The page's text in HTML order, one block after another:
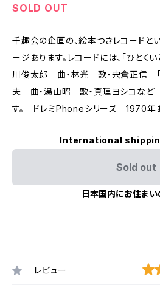
SOLD OUT
千趣会の企画の、絵本つきレコードと
ージあります。レコードには、「ひとく
川俊太郎 曲・林光 歌・宍倉正信 「
夫 曲・湯山昭 歌・真理ヨシコなど
す。 ドレミPhoneシリーズ 1970年
International
Sold out
日本国内にお住まい
レビュー